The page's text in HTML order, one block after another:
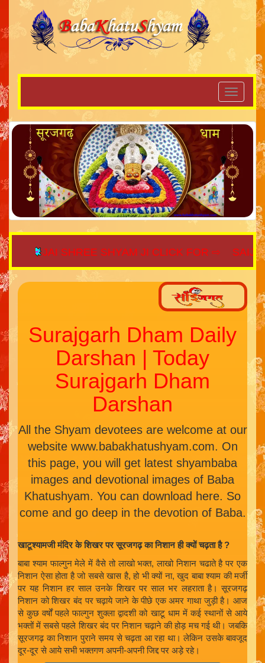
JAI SHREE SHYAM JI CLICK FOR ⇨
Surajgarh Dham Daily
Darshan | Today
Surajgarh Dham
Darshan
All the Shyam devotees are welcome at our
website www.babakhatushyam.com. On
this page, you will get latest shyambaba
images and devotional images of Baba
Khatushyam. You can download here. So
come and go deep in the devotion of Baba.
खाटूश्यामजी मंदिर के शिखर पर सूरजगढ़ का निशान ही क्यों चढ़ता है ?
बाबा श्याम फाल्गुन मेले में वैसे तो लाखो भक्त, लाखो निशान चढाते है पर एक
निशान ऐसा होता है जो सबसे खास है, हो भी क्यों ना, खुद बाबा श्याम की मर्जी
पर यह निशान हर साल उनके शिखर पर साल भर लहराता है। सूरजगढ़
निशान को शिखर बंद पर चढ़ाये जाने के पीछे एक अमर गाथा जुड़ी है। आज
से कुछ वर्षों पहले फाल्गुन शुक्ला द्वादशी को खाटू धाम में कई स्थानों से आये
भक्तों में सबसे पहले शिखर बंद पर निशान चढ़ाने की होड़ मच गई थी। जबकि
सूरजगढ़ का निशान पुराने समय से चढ़ता आ रहा था। लेकिन उसके बावजूद
दूर-दूर से आये सभी भक्तगण अपनी-अपनी जिद्द पर अड़े रहे।